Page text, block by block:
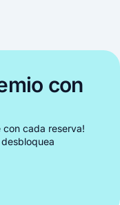
con
con cada reserva!